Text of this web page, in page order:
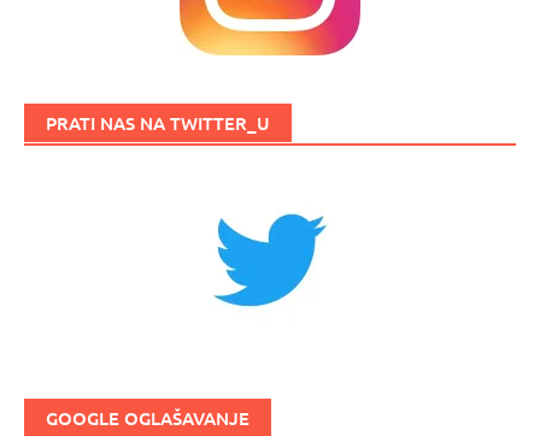
PRATI NAS NA TWITTER_U
GOOGLE OGLAŠAVANJE